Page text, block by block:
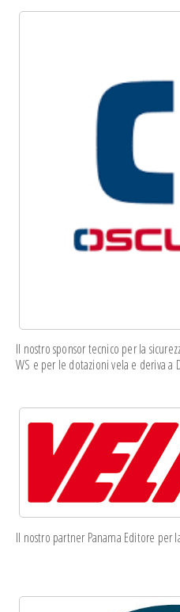
Il nostro sponsor tecnico per la
WS e per le dotazioni vela e deriva a
Il nostro partner Panama Editore per